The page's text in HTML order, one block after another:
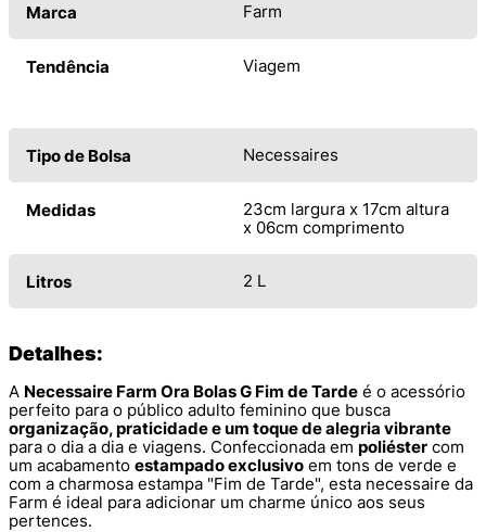
Marca Farm
Tendência Viagem
Tipo de Bolsa Necessaires
Medidas
23cm largura x 17cm altura
x 06cm comprimento
Litros 2 L
Detalhes:
A Necessaire Farm Ora Bolas G Fim de Tarde é o acessório
perfeito para o público adulto feminino que busca
organização, praticidade e um toque de alegria vibrante
para o dia a dia e viagens. Confeccionada em poliéster com
um acabamento estampado exclusivo em tons de verde e
com a charmosa estampa "Fim de Tarde", esta necessaire da
Farm é ideal para adicionar um charme único aos seus
pertences.